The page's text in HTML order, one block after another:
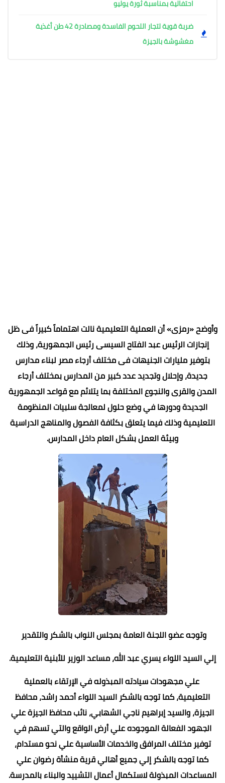
احتفالية بمناسبة ثورة يوليو
ضربة قوية لتجار اللحوم الفاسدة ومصادرة 42 طن أغذية
مغشوشة بالجيزة
وأوضح «رمزى» أن العملية التعليمية نالت اهتماماً كبيراً فى ظل
إنجازات الرئيس عبد الفتاح السيسى رئيس الجمهورية، وذلك
بتوفير مليارات الجنيهات فى مختلف أرجاء مصر لبناء مدارس
جديدة، وإحلال وتجديد عدد كبير من المدارس بمختلف أرجاء
المدن والقرى والنجوع المختلفة بما يتلائم مع قواعد الجمهورية
الجديدة ودورها في وضع حلول لمعالجة سلبيات المنظومة
التعليمية وذلك فيما يتعلق بكثافة الفصول والمناهج الدراسية
وبيئة العمل بشكل العام داخل المدارس.
وتوجه عضو اللجنة العامة بمجلس النواب بالشكر والتقدير
إلي السيد اللواء يسري عبد الله، مساعد الوزير للأبنية التعليمية.
علي مجهودات سيادته المبذوله في الإرتقاء بالعملية
التعليمية، كما توجه بالشكر السيد اللواء أحمد راشد، محافظ
الجيزة، والسيد إبراهيم ناجي الشهابي، نائب محافظ الجيزة علي
الجهود الفعالة الموجوده علي أرض الواقع والتي تسهم في
توفير مختلف المرافق والخدمات الأساسية علي نحو مستدام،
كما توجه بالشكر إلي جميع أهالي قرية منشأة رضوان علي
المساعدات المبذولة لاستكمال أعمال التشييد والبناء بالمدرسة.